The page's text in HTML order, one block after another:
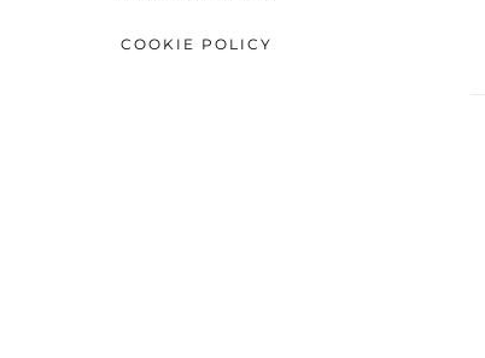
COOKIE POLICY